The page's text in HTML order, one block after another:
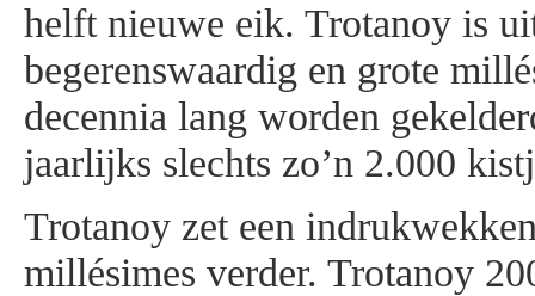
helft nieuwe eik. Trotanoy is
begerenswaardig en grote
decennia lang worden
jaarlijks slechts zo’n 2.000
Trotanoy zet een
millésimes verder. Trotanoy